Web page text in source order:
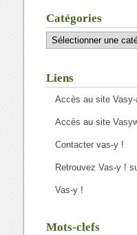
Catégories
Catégories
Liens
Accès au site Vasy-
Accès au site
Contacter vas-y !
Retrouvez Vas-y !
Vas-y !
Mots-clefs